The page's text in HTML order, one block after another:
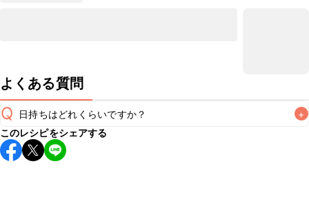
よくある質問
Q 日持ちはどれくらいですか？ +
保存期間は冷蔵で翌日中が目安です。なるべくお早めにお召
し上がりください。
このレシピをシェアする